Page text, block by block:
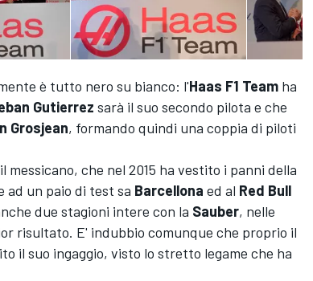
è tutto nero su bianco: l'Haas F1 Team ha
Gutierrez sarà il suo secondo pilota e che
Grosjean, formando quindi una coppia di piloti
che nel 2015 ha vestito i panni della
ad un paio di test sa Barcellona ed al Red Bull
due stagioni intere con la Sauber, nelle
risultato. E' indubbio comunque che proprio il
il suo ingaggio, visto lo stretto legame che ha